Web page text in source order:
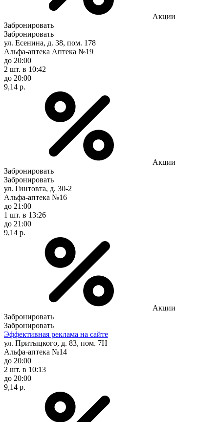
Акции
Забронировать
Забронировать
ул. Есенина, д. 38, пом. 178
Альфа-аптека Аптека №19
до 20:00
2 шт. в 10:42
до 20:00
9,14 р.
Акции
Забронировать
Забронировать
ул. Гинтовта, д. 30-2
Альфа-аптека №16
до 21:00
1 шт. в 13:26
до 21:00
9,14 р.
Акции
Забронировать
Забронировать
Эффективная реклама на сайте
ул. Притыцкого, д. 83, пом. 7Н
Альфа-аптека №14
до 20:00
2 шт. в 10:13
до 20:00
9,14 р.